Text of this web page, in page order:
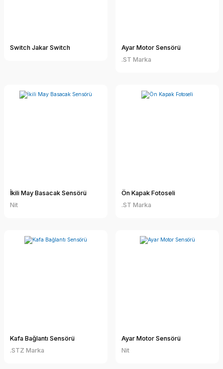
Switch Jakar Switch
Ayar Motor Sensörü
.ST Marka
İkili May Basacak Sensörü
Nit
Ön Kapak Fotoseli
.ST Marka
Kafa Bağlantı Sensörü
.STZ Marka
Ayar Motor Sensörü
Nit